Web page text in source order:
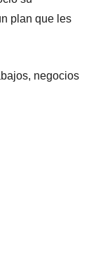
plan que les
negocios